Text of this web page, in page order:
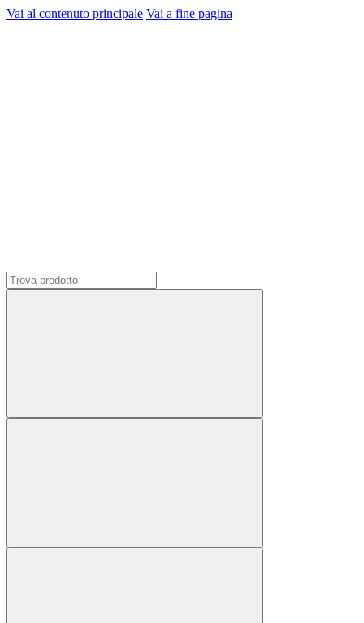
Vai al contenuto principale Vai a fine pagina